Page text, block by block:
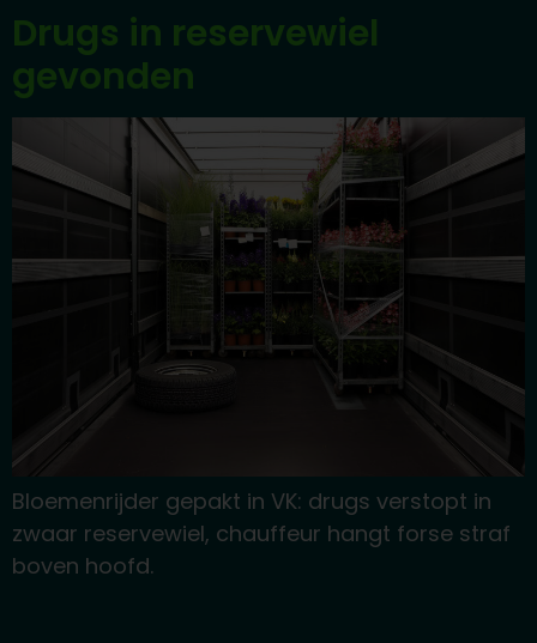
Drugs in reservewiel
gevonden
Bloemenrijder gepakt in VK: drugs verstopt in
zwaar reservewiel, chauffeur hangt forse straf
boven hoofd.